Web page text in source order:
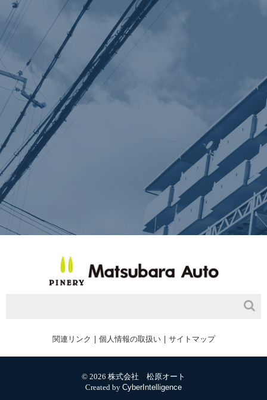
関連リンク 個人情報の取扱い サイトマップ
© 2026 株式会社 松原オート
Created by CyberIntelligence